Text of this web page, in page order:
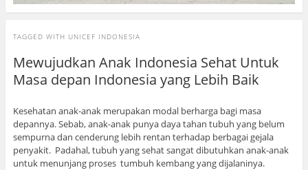
TAGGED WITH UNICEF INDONESIA
Mewujudkan Anak Indonesia Sehat Untuk
Masa depan Indonesia yang Lebih Baik
Kesehatan anak-anak merupakan modal berharga bagi masa
depannya. Sebab, anak-anak punya daya tahan tubuh yang belum
sempurna dan cenderung lebih rentan terhadap berbagai gejala
penyakit. Padahal, tubuh yang sehat sangat dibutuhkan anak-anak
untuk menunjang proses tumbuh kembang yang dijalaninya.